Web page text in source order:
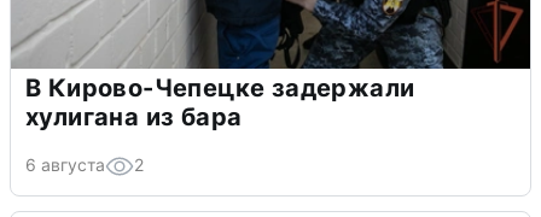
В Кирово-Чепецке задержали
хулигана из бара
6 августа 2